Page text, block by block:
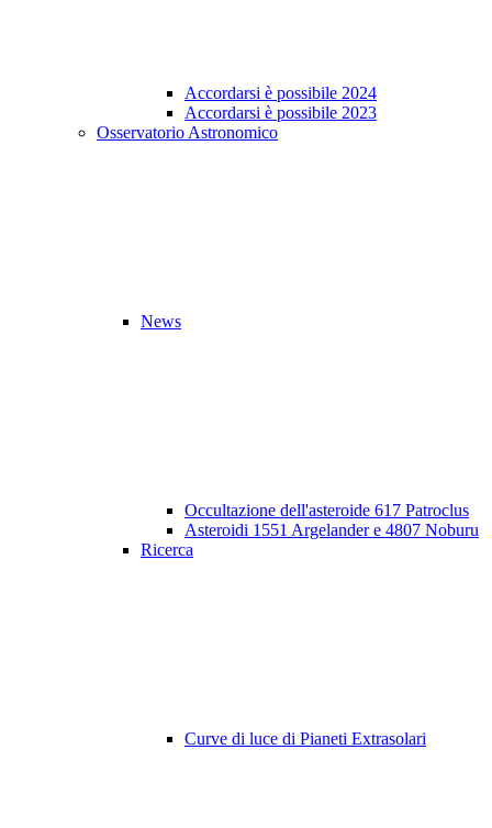
Accordarsi è possibile 2024
Accordarsi è possibile 2023
Osservatorio Astronomico
News
Occultazione dell'asteroide 617 Patroclus
Asteroidi 1551 Argelander e 4807 Noburu
Ricerca
Curve di luce di Pianeti Extrasolari